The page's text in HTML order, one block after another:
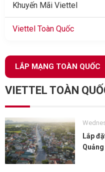
Khuyến Mãi Viettel
Viettel Toàn Quốc
LẮP MẠNG TOÀN QUỐC
VIETTEL TOÀN
Lắp